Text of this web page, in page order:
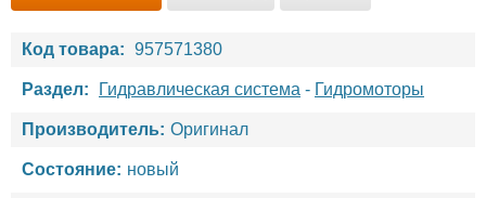
Код товара: 957571380
Раздел: Гидравлическая система - Гидромоторы
Производитель: Оригинал
Состояние: новый